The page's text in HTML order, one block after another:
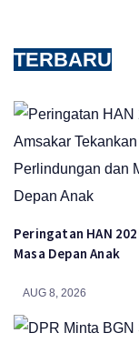
TERBARU
Peringatan HAN
Masa Depan Anak
AUG 8, 2026